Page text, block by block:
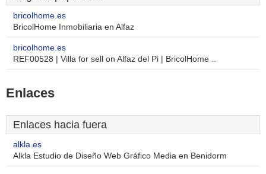
bricolhome.es
BricolHome Inmobiliaria en Alfaz
bricolhome.es
REF00528 | Villa for sell on Alfaz del Pi | BricolHome ..
Enlaces
Enlaces hacia fuera
alkla.es
Alkla Estudio de Diseño Web Gráfico Media en Benidorm